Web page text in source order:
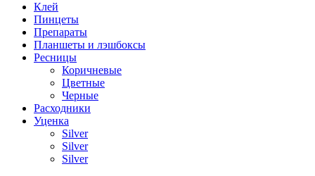
Клей
Пинцеты
Препараты
Планшеты и лэшбоксы
Ресницы
Коричневые
Цветные
Черные
Расходники
Уценка
Silver
Silver
Silver